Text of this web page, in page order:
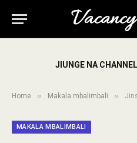
JIUNGE NA
Home » Makala mbalimbali » Jinsi
MAKALA MBALIMBALI